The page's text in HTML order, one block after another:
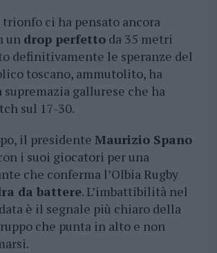
ci ha pensato ancora
un drop perfettoda 35 metri
definitivamente le speranze del
toscano, ammutolito, ha
gallurese che ha
sul 17-30.
il presidente Maurizio Spano
i suoi giocatori per una
che conferma l’Olbia Rugby
da battere. L’imbattibilità nel
è il segnale più chiaro della
che punta in alto e non